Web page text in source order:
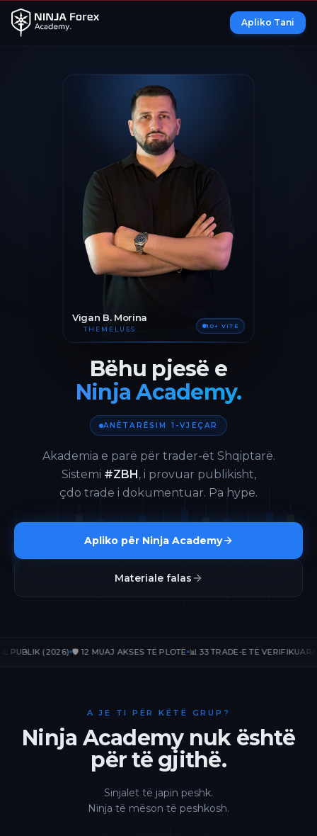
Apliko Tani
Vigan B. Morina
THEMELUES 10+ VITE
Bëhu pjesë e
Ninja Academy.
ANËTARËSIM 1-VJEÇAR
Akademia e parë për trader-ët Shqiptarë.
Sistemi #ZBH, i provuar publikisht,
çdo trade i dokumentuar. Pa hype.
Apliko për Ninja Academy
Materiale falas
(2026) 🛡️ 12 MUAJ AKSES TË PLOTË 📊 33 TRADE-E TË VERIFIKUARA 📈
A JE TI PËR KËTË GRUP?
Ninja Academy nuk është
për të gjithë.
Sinjalet të japin peshk.
Ninja të mëson të peshkosh.